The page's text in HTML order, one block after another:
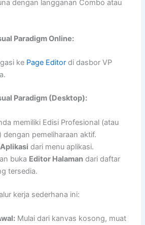
dengan langganan Combo atau
Paradigm Online:
ke Page Editor di dasbor VP
Paradigm (Desktop):
memiliki Edisi Profesional (atau
dengan pemeliharaan aktif.
dari menu aplikasi.
buka Editor Halaman dari daftar
tersedia.
kerja sederhana ini:
Mulai dari kanvas kosong, muat